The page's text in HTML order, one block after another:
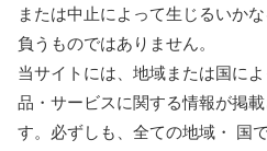
または中止によって生じるいか
負うものではありません。
当サイトには、地域または国に
品・サービスに関する情報が掲
す。必ずしも、全ての地域・ 国